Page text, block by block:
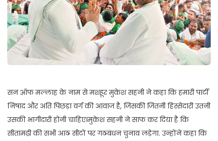
सन ऑफ मल्लाह के नाम से मशहूर मुकेश सहनी ने कहा कि हमारी पार्टी
निषाद और अति पिछड़ा वर्ग की आवाज है, जिसकी जितनी हिस्सेदारी उतनी
उसकी भागीदारी होनी चाहिए।मुकेश सहनी ने साफ कर दिया है कि
सीतामढ़ी की सभी आठ सीटों पर गठबंधन चुनाव लड़ेगा. उन्होंने कहा कि